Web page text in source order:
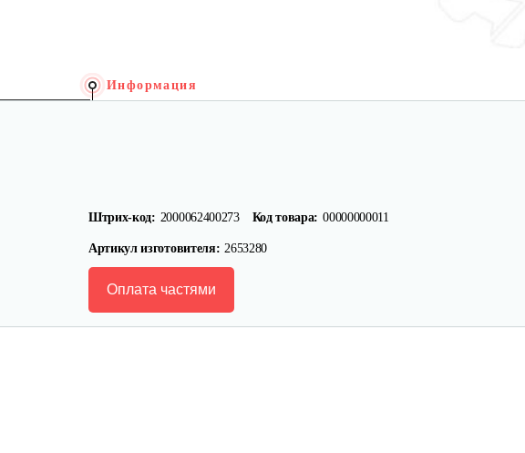
Информация
Штрих-код: 2000062400273 Код товара: 00000000011
Артикул изготовителя: 2653280
Оплата частями